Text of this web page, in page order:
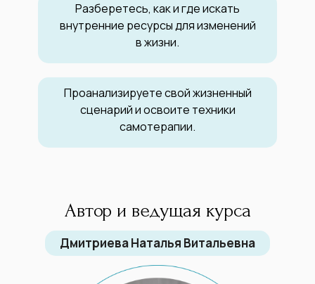
Разберетесь, как и где искать
внутренние ресурсы для изменений
в жизни.
Проанализируете свой жизненный
сценарий и освоите техники
самотерапии.
Автор и ведущая курса
Дмитриева Наталья Витальевна